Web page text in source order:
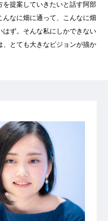
提案していきたいと話す阿部
なに畑に通って、こんなに畑
ず。そんな私にしかできない
とても大きなビジョンが描か